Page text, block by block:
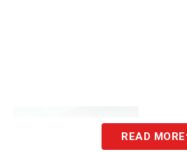
READ MORE